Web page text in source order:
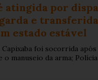
atingida por
e
estado estável
foi socorrida após
manuseio da arma;